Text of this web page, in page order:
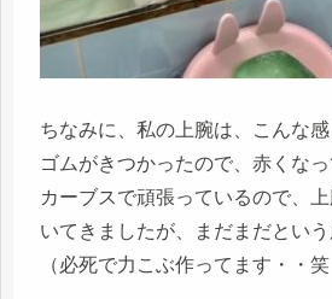
ちなみに、私の上腕は、こんな感
ゴムがきつかったので、赤くなっ
カーブスで頑張っているので、
いてきましたが、まだまだという
（必死で力こぶ作ってます・・笑